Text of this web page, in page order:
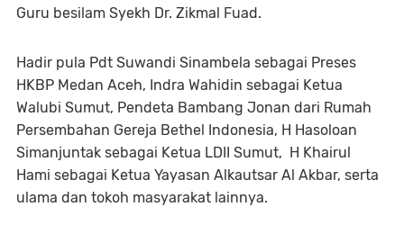
Guru besilam Syekh Dr. Zikmal Fuad.
Hadir pula ⁠Pdt Suwandi Sinambela sebagai Preses
HKBP Medan Aceh, Indra Wahidin sebagai Ketua
Walubi Sumut, ⁠Pendeta Bambang Jonan dari Rumah
Persembahan Gereja Bethel Indonesia, H Hasoloan
Simanjuntak sebagai Ketua LDII Sumut, ⁠H Khairul
Hami sebagai Ketua Yayasan Alkautsar Al Akbar, serta
ulama dan tokoh masyarakat lainnya.